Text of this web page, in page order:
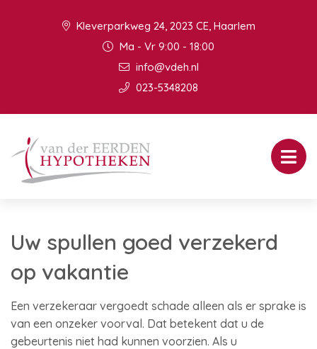
Kleverparkweg 24, 2023 CE, Haarlem
Ma - Vr 9:00 - 18:00
info@vdeh.nl
023-5348208
Uw spullen goed verzekerd
op vakantie
Een verzekeraar vergoedt schade alleen als er sprake is
van een onzeker voorval. Dat betekent dat u de
gebeurtenis niet had kunnen voorzien. Als u